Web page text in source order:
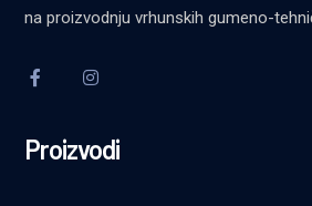
na proizvodnju vrhunskih gumeno-
Proizvodi